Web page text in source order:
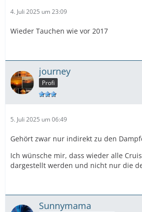
4. Juli 2025 um 23:09
Wieder Tauchen wie vor 2017
journey
Profi
5. Juli 2025 um 06:49
Gehört zwar nur indirekt zu den
Ich wünsche mir, dass wieder alle
dargestellt werden und nicht nur die
Sunnymama